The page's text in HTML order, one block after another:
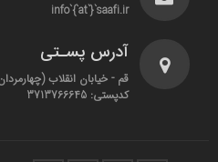
info`{`at`}`saafi.ir
آدرس پسـتی
کدپستی: 3713766645